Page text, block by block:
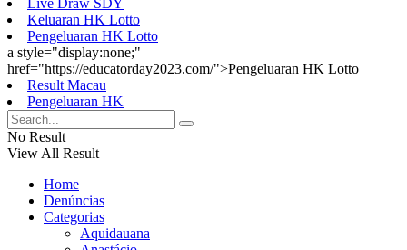
Keluaran HK Lotto
Pengeluaran HK Lotto
a style="display:none;"
href="https://educatorday2023.com/">Pengeluaran HK Lotto
Result Macau
Pengeluaran HK
No Result
View All Result
Home
Denúncias
Categorias
Aquidauana